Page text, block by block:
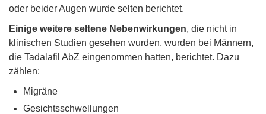
oder beider Augen wurde selten berichtet.
Einige weitere seltene Nebenwirkungen, die nicht in
klinischen Studien gesehen wurden, wurden bei Männern,
die Tadalafil AbZ eingenommen hatten, berichtet. Dazu
zählen:
Migräne
Gesichtsschwellungen